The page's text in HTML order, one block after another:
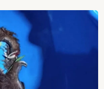
Amazonia Ecuatoriana
¿En que consiste la
tasa minera que rige en